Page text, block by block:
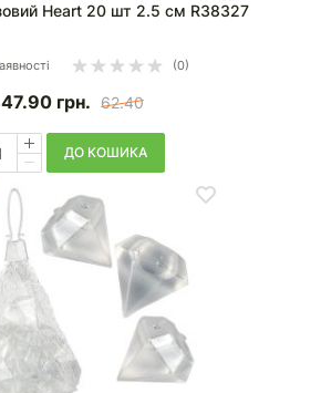
Heart 20 шт 2.5 см R38327
(0)
47.90 грн. 62.40
ДО КОШИКА